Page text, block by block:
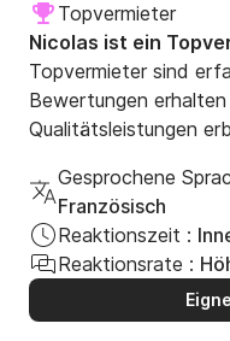
Topvermieter
Nicolas ist ein
Topvermieter sind
Bewertungen
Qualitätsleistungen
Gesprochene
Französisch
Reaktionszeit :
Reaktionsrate :